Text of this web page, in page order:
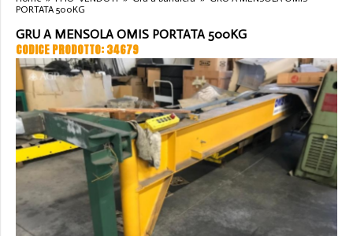
PORTATA 500KG
GRU A MENSOLA OMIS PORTATA 500KG
CODICE PRODOTTO: 34679